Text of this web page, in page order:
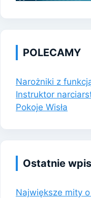
POLECAMY
Narożniki z
Instruktor
Pokoje Wisła
Ostatnie
Największe mity